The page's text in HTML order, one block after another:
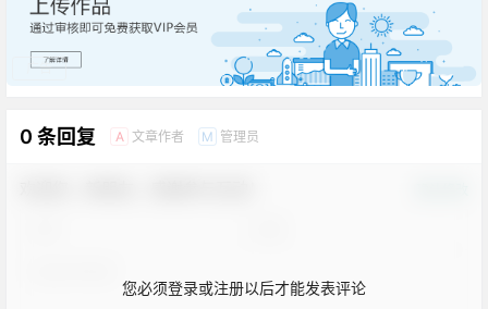
广告
0 条回复 A 文章作者 M 管理员
您必须登录或注册以后才能发表评论